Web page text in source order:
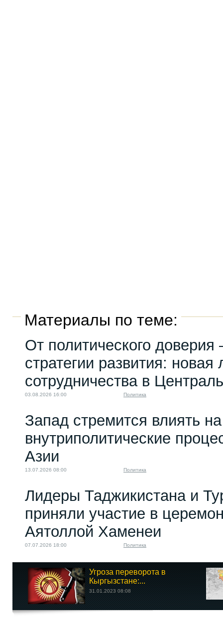
Материалы по теме:
От политического
стратегии развития: новая
сотрудничества в
03.08.2026 16:00 Политика
Запад стремится влиять на
внутриполитические
Азии
13.07.2026 08:00 Политика
Лидеры Таджикистана и
приняли участие в
Аятоллой Хаменеи
07.07.2026 18:00 Политика
Угроза переворота в
Кыргызстане:...
31.01.2023 08:08